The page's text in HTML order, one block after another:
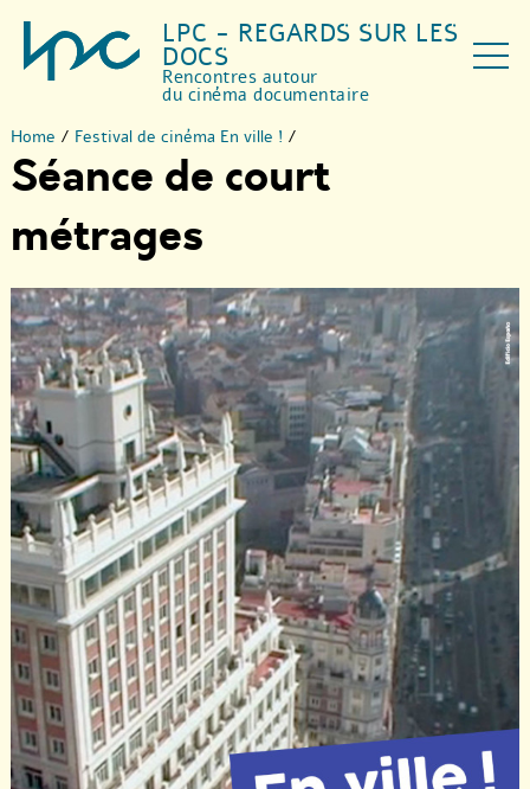
LPC - REGARDS SUR LES
DOCS
Rencontres autour
du cinéma documentaire
Home / Festival de cinéma En ville ! /
Séance de court
métrages